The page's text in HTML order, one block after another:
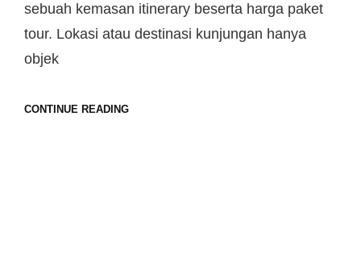
sebuah kemasan itinerary beserta harga paket
tour. Lokasi atau destinasi kunjungan hanya
objek
CONTINUE READING